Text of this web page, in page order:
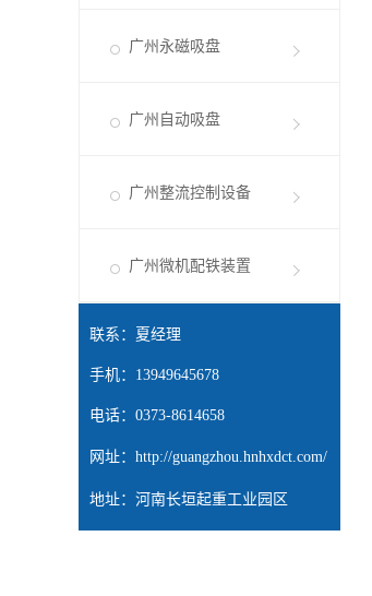
广州永磁吸盘
广州自动吸盘
广州整流控制设备
广州微机配铁装置
联系：夏经理
手机：13949645678
电话：0373-8614658
网址： http://guangzhou.hnhxdct.com/
地址：河南长垣起重工业园区